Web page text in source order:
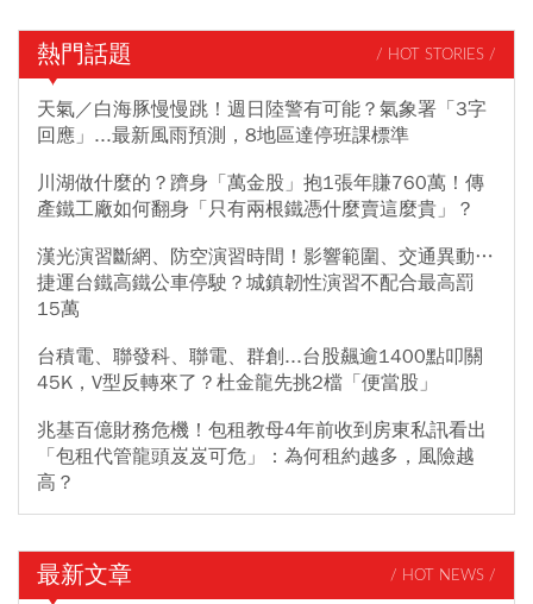
熱門話題 / HOT STORIES /
天氣／白海豚慢慢跳！週日陸警有可能？氣象署「3字
回應」...最新風雨預測，8地區達停班課標準
川湖做什麼的？躋身「萬金股」抱1張年賺760萬！傳
產鐵工廠如何翻身「只有兩根鐵憑什麼賣這麼貴」？
漢光演習斷網、防空演習時間！影響範圍、交通異動…
捷運台鐵高鐵公車停駛？城鎮韌性演習不配合最高罰
15萬
台積電、聯發科、聯電、群創...台股飆逾1400點叩關
45K，V型反轉來了？杜金龍先挑2檔「便當股」
兆基百億財務危機！包租教母4年前收到房東私訊看出
「包租代管龍頭岌岌可危」：為何租約越多，風險越
高？
最新文章 / HOT NEWS /